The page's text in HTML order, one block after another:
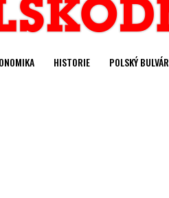
HISTORIE POLSKÝ BULVÁR